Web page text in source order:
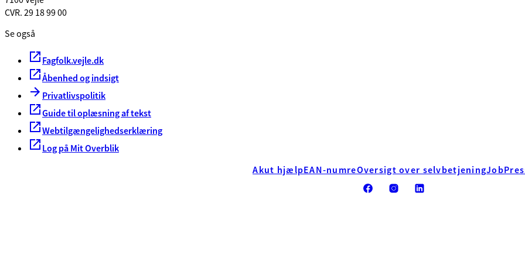
CVR. 29 18 99 00
Se også
Fagfolk.vejle.dk
Åbenhed og indsigt
Privatlivspolitik
Guide til oplæsning af tekst
Webtilgængelighedserklæring
Log på Mit Overblik
Akut hjælpEAN-numreOversigt over selvbetjeningJob